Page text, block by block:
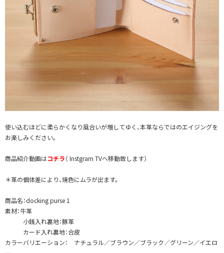
使い込むほどに柔らかくなり風合いが増してゆく、本革ならではのエイジングを
お楽しみください。
商品紹介動画はコチラ（ Instgram TVへ移動致します）
＊革の個体差により、焼色にムラが出ます。
商品名：docking purse 1
素材：牛革
小銭入れ裏地：豚革
カード入れ裏地：合皮
カラーバリエーション： ナチュラル／ブラウン／ブラック／グリーン／イエロ